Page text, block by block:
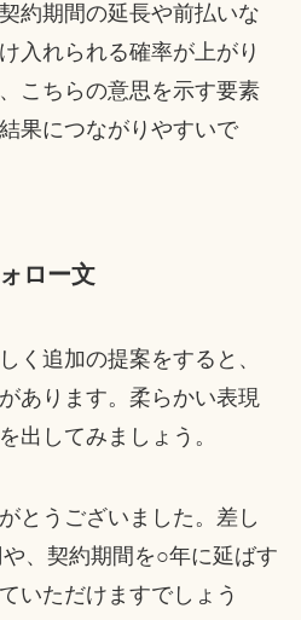
約期間の延長や前払いな
入れられる確率が上がり
こちらの意思を示す要素
果につながりやすいで
ロー文
く追加の提案をすると、
あります。柔らかい表現
出してみましょう。
とうございました。差し
、契約期間を○年に延ばす
いただけますでしょう